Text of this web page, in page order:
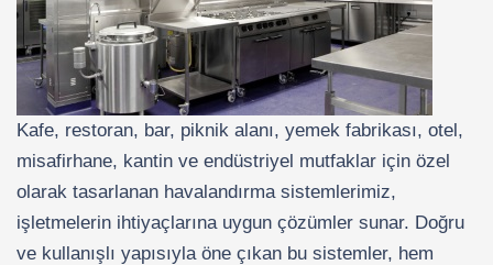
Kafe, restoran, bar, piknik alanı, yemek fabrikası, otel,
misafirhane, kantin ve endüstriyel mutfaklar için özel
olarak tasarlanan havalandırma sistemlerimiz,
işletmelerin ihtiyaçlarına uygun çözümler sunar. Doğru
ve kullanışlı yapısıyla öne çıkan bu sistemler, hem